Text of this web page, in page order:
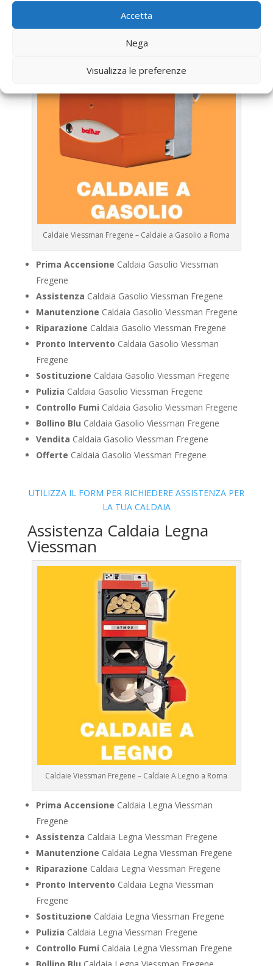
Accetta
Nega
Visualizza le preferenze
Viessman
Caldaie Viessman Fregene – Caldaie a Gasolio a Roma
Prima Accensione Caldaia Gasolio Viessman
Fregene
Assistenza Caldaia Gasolio Viessman Fregene
Manutenzione Caldaia Gasolio Viessman Fregene
Riparazione Caldaia Gasolio Viessman Fregene
Pronto Intervento Caldaia Gasolio Viessman
Fregene
Sostituzione Caldaia Gasolio Viessman Fregene
Pulizia Caldaia Gasolio Viessman Fregene
Controllo Fumi Caldaia Gasolio Viessman Fregene
Bollino Blu Caldaia Gasolio Viessman Fregene
Vendita Caldaia Gasolio Viessman Fregene
Offerte Caldaia Gasolio Viessman Fregene
UTILIZZA IL FORM PER RICHIEDERE ASSISTENZA PER
LA TUA CALDAIA
Assistenza Caldaia Legna
Viessman
Caldaie Viessman Fregene – Caldaie A Legno a Roma
Prima Accensione Caldaia Legna Viessman
Fregene
Assistenza Caldaia Legna Viessman Fregene
Manutenzione Caldaia Legna Viessman Fregene
Riparazione Caldaia Legna Viessman Fregene
Pronto Intervento Caldaia Legna Viessman
Fregene
Sostituzione Caldaia Legna Viessman Fregene
Pulizia Caldaia Legna Viessman Fregene
Controllo Fumi Caldaia Legna Viessman Fregene